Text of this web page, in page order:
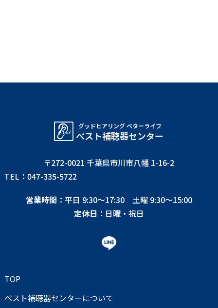
グッドヒアリング ベターライフ
べスト補聴器センター
〒272-0021 千葉県市川市八幡 1-16-2
TEL：047-335-5722
営業時間 ：平日 9:30〜17:30 土曜 9:30〜15:00
定休日 ：日曜・祝日
TOP
ベスト補聴器センターについて